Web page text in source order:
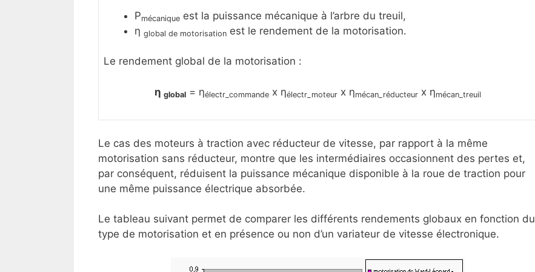
Pmécanique est la puissance mécanique à l’arbre du treuil,
η global de motorisation est le rendement de la motorisation.
Le rendement global de la motorisation :
η global = ηélectr_commande x ηélectr_moteur x ηmécan_réducteur x ηmécan_treuil
Le cas des moteurs à traction avec réducteur de vitesse, par rapport à la même
motorisation sans réducteur, montre que les intermédiaires occasionnent des pertes et,
par conséquent, réduisent la puissance mécanique disponible à la roue de traction pour
une même puissance électrique absorbée.
Le tableau suivant permet de comparer les différents rendements globaux en fonction du
type de motorisation et en présence ou non d’un variateur de vitesse électronique.